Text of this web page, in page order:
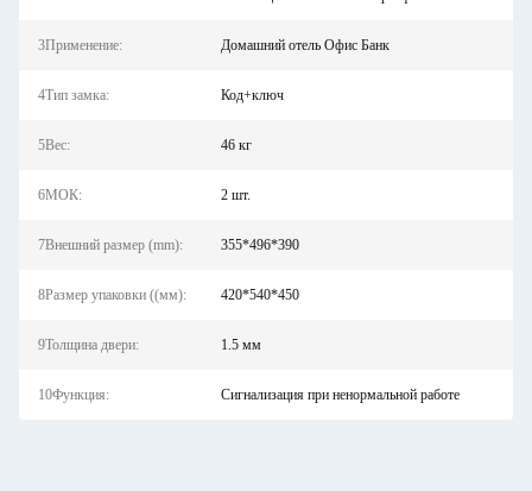
3Применение: Домашний отель Офис Банк
4Тип замка: Код+ключ
5Вес: 46 кг
6МОК: 2 шт.
7Внешний размер (mm): 355*496*390
8Размер упаковки ((мм): 420*540*450
9Толщина двери: 1.5 мм
10Функция: Сигнализация при ненормальной работе